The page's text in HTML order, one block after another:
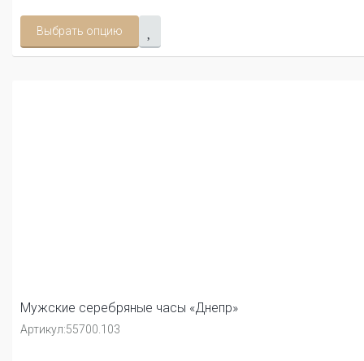
Выбрать опцию
Мужские серебряные часы «Днепр»
Артикул:55700.103